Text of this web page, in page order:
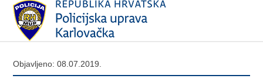
Objavljeno: 08.07.2019.